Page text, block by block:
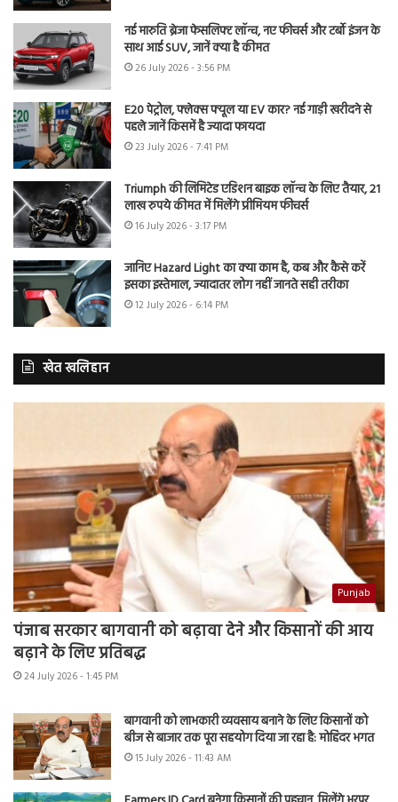
नई मारुति ब्रेजा फेसलिफ्ट लॉन्च, नए फीचर्स और टर्बो इंजन के
साथ आई SUV, जानें क्या है कीमत
26 July 2026 - 3:56 PM
E20 पेट्रोल, फ्लेक्स फ्यूल या EV कार? नई गाड़ी खरीदने से
पहले जानें किसमें है ज्यादा फायदा
23 July 2026 - 7:41 PM
Triumph की लिमिटेड एडिशन बाइक लॉन्च के लिए तैयार, 21
लाख रुपये कीमत में मिलेंगे प्रीमियम फीचर्स
16 July 2026 - 3:17 PM
जानिए Hazard Light का क्या काम है, कब और कैसे करें
इसका इस्तेमाल, ज्यादातर लोग नहीं जानते सही तरीका
12 July 2026 - 6:14 PM
खेत खलिहान
Punjab
पंजाब सरकार बागवानी को बढ़ावा देने और किसानों की आय
बढ़ाने के लिए प्रतिबद्ध
24 July 2026 - 1:45 PM
बागवानी को लाभकारी व्यवसाय बनाने के लिए किसानों को
बीज से बाजार तक पूरा सहयोग दिया जा रहा है: मोहिंदर भगत
15 July 2026 - 11:43 AM